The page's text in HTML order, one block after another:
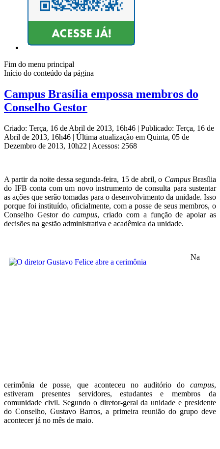
Fim do menu principal
Início do conteúdo da página
Campus Brasília empossa membros do
Conselho Gestor
Criado: Terça, 16 de Abril de 2013, 16h46 | Publicado: Terça, 16 de
Abril de 2013, 16h46 | Última atualização em Quinta, 05 de
Dezembro de 2013, 10h22 | Acessos: 2568
A partir da noite dessa segunda-feira, 15 de abril, o CampusBrasília
do IFB conta com um novo instrumento de consulta para sustentar
as ações que serão tomadas para o desenvolvimento da unidade. Isso
porque foi instituído, oficialmente, com a posse de seus membros, o
Conselho Gestor docampus, criado com a função de apoiar as
decisões na gestão administrativa e acadêmica da unidade.
Na
cerimônia de posse, que aconteceu no auditório docampus,
estiveram presentes servidores, estudantes e membros da
comunidade civil. Segundo o diretor-geral da unidade e presidente
do Conselho, Gustavo Barros, a primeira reunião do grupo deve
acontecer já no mês de maio.